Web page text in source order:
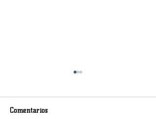
Comentarios